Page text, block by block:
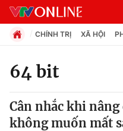
Chuyên mục
Chính trị
CHÍNH TRỊ XÃ HỘI
64 bit
Cân nhắc khi nâng
không muốn mất